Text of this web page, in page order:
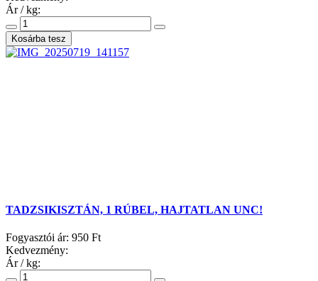
Ár / kg:
TADZSIKISZTÁN, 1 RÚBEL, HAJTATLAN UNC!
Fogyasztói ár: 950 Ft
Kedvezmény:
Ár / kg: